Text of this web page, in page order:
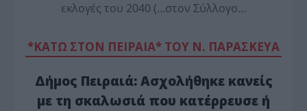
εκλογές του 2040 (…στον Σύλλογο…
*ΚΑΤΩ ΣΤΟΝ ΠΕΙΡΑΙΑ* ΤΟΥ Ν. ΠΑΡΑΣΚΕΥΑ
Δήμος Πειραιά: Ασχολήθηκε κανείς
με τη σκαλωσιά που κατέρρευσε ή